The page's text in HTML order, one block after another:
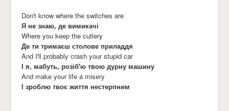
Don't know where the switches are
Я не знаю, де вимикачі
Where you keep the cutlery
Де ти тримаєш столове приладдя
And I'll probably crash your stupid car
І я, мабуть, розіб'ю твою дурну машину
And make your life a misery
І зроблю твоє життя нестерпним